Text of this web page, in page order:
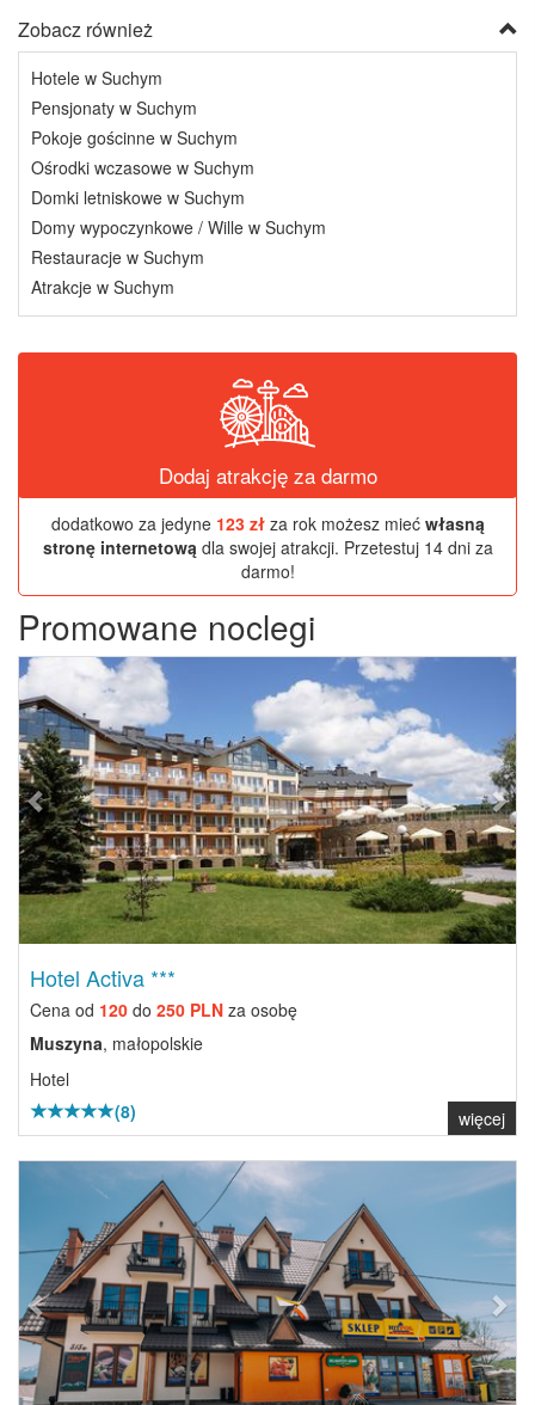
Zobacz również
Hotele w Suchym
Pensjonaty w Suchym
Pokoje gościnne w Suchym
Ośrodki wczasowe w Suchym
Domki letniskowe w Suchym
Domy wypoczynkowe / Wille w Suchym
Restauracje w Suchym
Atrakcje w Suchym
Dodaj atrakcję za darmo
dodatkowo za jedyne 123 złza rok możesz mieć własną
stronę internetowądla swojej atrakcji. Przetestuj 14 dni za
darmo!
Promowane noclegi
Previous Next
Hotel Activa ***
Cena od 120 do 250 PLN za osobę
Muszyna, małopolskie
Hotel
(8)
więcej
Previous Next